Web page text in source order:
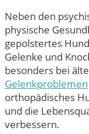
Neben den
physische
gepolstertes
Gelenke und
besonders bei
Gelenkproblemen
orthopädisches
und die
verbessern.